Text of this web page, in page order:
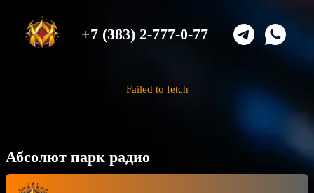
+7 (383) 2-777-0-77
Failed to fetch
Абсолют парк радио